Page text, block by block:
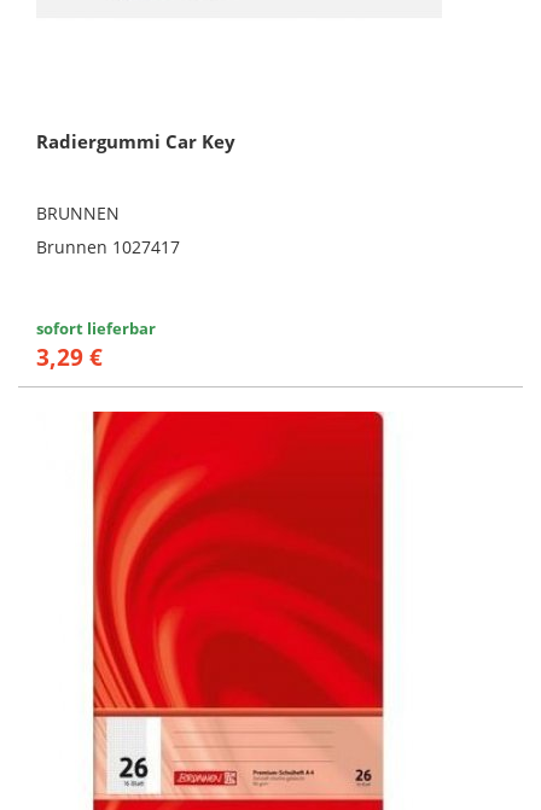
Radiergummi Car Key
BRUNNEN
Brunnen 1027417
sofort lieferbar
3,29 €